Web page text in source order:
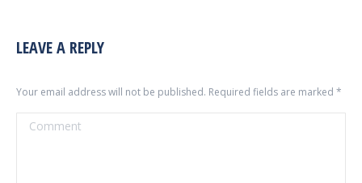
LEAVE A REPLY
Your email address will not be published. Required fields are marked *
Comment